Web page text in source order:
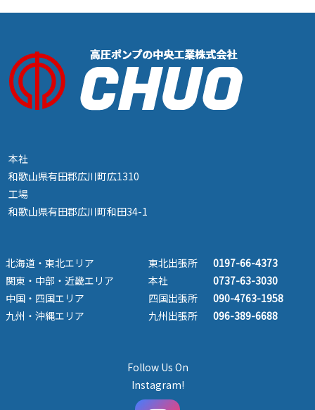
本社
和歌山県有田郡広川町広1310
工場
和歌山県有田郡広川町和田34-1
北海道・東北エリア 東北出張所
0197-66-4373
関東・中部・近畿エリア
本社
0737-63-3030
中国・四国エリア
四国出張所
090-4763-1958
九州・沖縄エリア
九州出張所 096-389-6688
Follow Us On
Instagram!